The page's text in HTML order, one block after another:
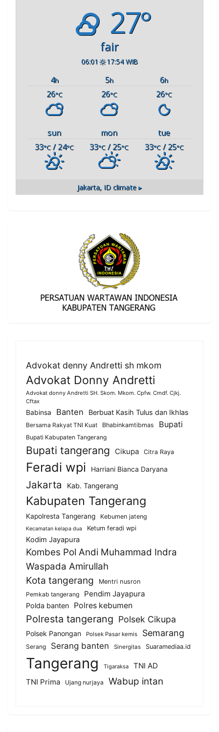
27°
fair
06:01 17:54 WIB
4h 5h 6h
26°C 26°C 26°C
sun mon
tue
33°C / 24°C 33°C / 25°C 33°C/ 25°C
Jakarta, ID climate ▸
Advokat denny Andretti sh mkom
Advokat Donny Andretti
Advokat donny Andretti SH. Skom. Mkom. Cpfw. Cmdf. Cjkj.
Cftax
Babinsa Banten Berbuat Kasih Tulus dan Ikhlas
Bersama Rakyat TNI Kuat Bhabinkamtibmas Bupati
Bupati Kabupaten Tangerang
Bupati tangerang Cikupa Citra Raya
Feradi wpi Harriani Bianca Daryana
Jakarta Kab. Tangerang
Kabupaten Tangerang
Kapolresta Tangerang Kebumen jateng
Kecamatan kelapa dua Ketum feradi wpi
Kodim Jayapura
Kombes Pol Andi Muhammad Indra
Waspada Amirullah
Kota tangerang
Mentri nusron
Pemkab tangerang
Pendim Jayapura
Polda banten Polres kebumen
Polresta tangerang Polsek Cikupa
Polsek Panongan Polsek Pasar kemis Semarang
Serang Serang banten Sinergitas Suaramediaa.id
Tangerang Tigaraksa
TNI AD
TNI Prima
Ujang nurjaya Wabup intan